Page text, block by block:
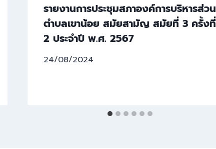
รายงานการประชุมสภาองค์การบริหารส่วน
ตำบลเขาน้อย สมัยสามัญ สมัยที่ 3 ครั้งที่
2 ประจำปี พ.ศ. 2567
24/08/2024